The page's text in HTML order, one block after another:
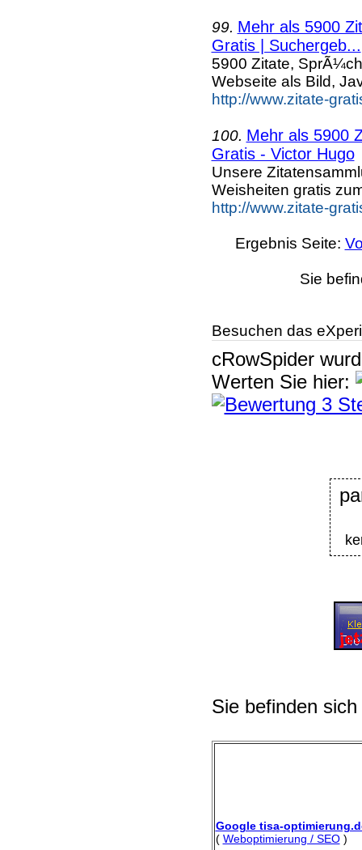
99. Mehr als 5900
Gratis | Suchergeb...
5900 Zitate,
Webseite als Bild,
http://www.zitate-
100. Mehr als 5900
Gratis - Victor Hugo
Unsere
Weisheiten gratis
http://www.zitate-
Ergebnis Seite:
Sie
Besuchen das
cRowSpider
Werten Sie hier:
Sie befinden
Google tisa-
( Weboptimierung / SEO)